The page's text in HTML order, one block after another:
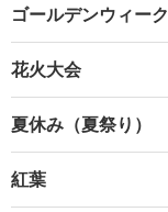
ゴールデンウィーク
花火大会
夏休み（夏祭り）
紅葉